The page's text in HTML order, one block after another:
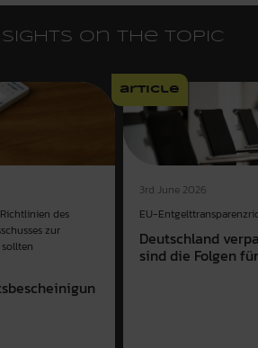
on the topic
des
zur
article
3rd June 2026
EU-
Deutschland
sind die Folgen